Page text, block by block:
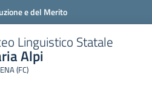
e del Merito
Linguistico Statale
Alpi
(FC)